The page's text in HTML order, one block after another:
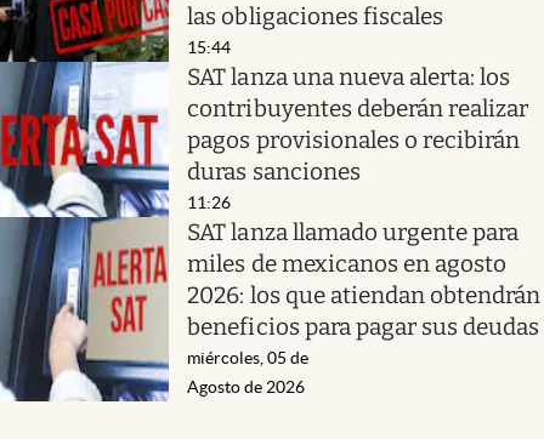
las obligaciones fiscales
15:44
SAT lanza una nueva alerta: los
contribuyentes deberán realizar
pagos provisionales o recibirán
duras sanciones
11:26
SAT lanza llamado urgente para
miles de mexicanos en agosto
2026: los que atiendan obtendrán
beneficios para pagar sus deudas
miércoles, 05 de
Agosto de 2026